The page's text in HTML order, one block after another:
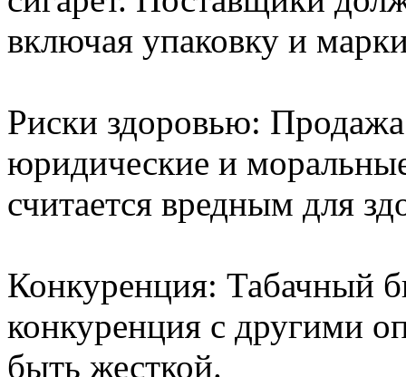
включая упаковку и
Риски здоровью:
юридические и
считается вредным для
Конкуренция: Табачный
конкуренция с другими
быть жесткой.